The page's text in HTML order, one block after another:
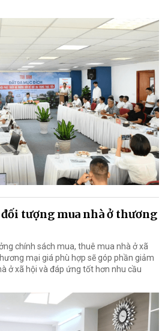
tượng mua nhà ở thương
chính sách mua, thuê mua nhà ở xã
mại giá phù hợp sẽ góp phần giảm
ở xã hội và đáp ứng tốt hơn nhu cầu